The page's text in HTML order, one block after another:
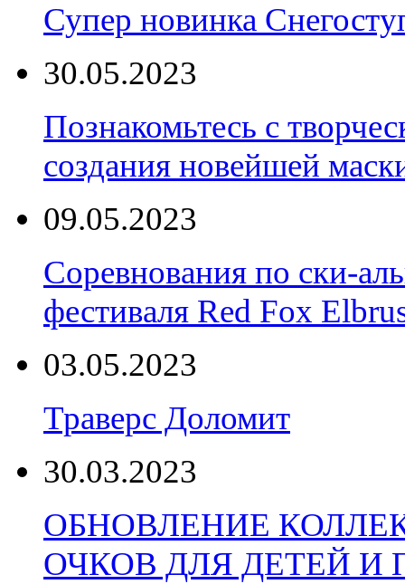
Супер новинка
30.05.2023
Познакомьтесь с
создания новейшей
09.05.2023
Соревнования по ски-
фестиваля Red Fox
03.05.2023
Траверс Доломит
30.03.2023
ОБНОВЛЕНИЕ
ОЧКОВ ДЛЯ ДЕТЕЙ И